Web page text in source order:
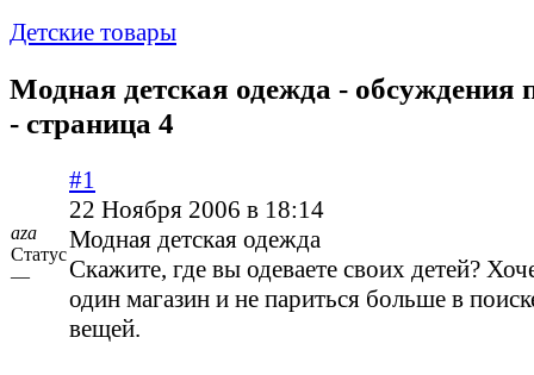
Детские товары
Модная детская одежда - обсуждения
- страница 4
aza
Статус
—
#1
22 Ноября 2006 в 18:14
Модная детская одежда
Скажите, где вы одеваете своих детей?
один магазин и не париться больше в
вещей.